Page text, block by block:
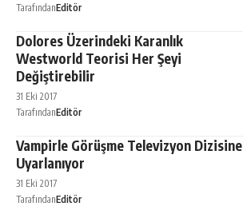
TarafındanEditör
Dolores Üzerindeki Karanlık
Westworld Teorisi Her Şeyi
Değiştirebilir
31 Eki 2017
TarafındanEditör
Vampirle Görüşme Televizyon Dizisine
Uyarlanıyor
31 Eki 2017
TarafındanEditör